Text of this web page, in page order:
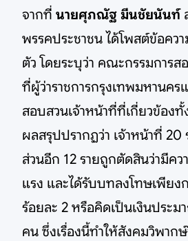
จากที่ นายศุภณัฐ มีนชัยนันท์
พรรคประชาชน ได้โพสต์ข้อคว
ตัว โดยระบุว่า คณะกรรมการส
ที่ผู้ว่าราชการกรุงเทพมหานคร
สอบสวนเจ้าหน้าที่ที่เกี่ยวข้อง
ผลสรุปปรากฏว่า เจ้าหน้าที่ 20
ส่วนอีก 12 รายถูกตัดสินว่ามีคว
แรง และได้รับบทลงโทษเพียง
ร้อยละ 2 หรือคิดเป็นเงินประ
คน ซึ่งเรื่องนี้ทำให้สังคมวิพาก